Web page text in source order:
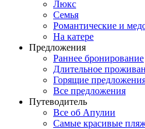
Люкс
Семья
Романтические и
На катере
Предложения
Раннее бронирование
Длительное
Горящие
Все предложения
Путеводитель
Все об Апулии
Самые красивые